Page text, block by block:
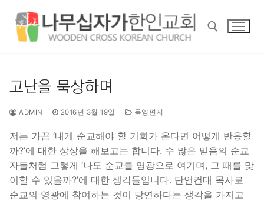
고난을 묵상하며
ADMIN 2016년 3월 19일 목양편지
저는 가끔 ‘내게 순교해야 할 기회가 온다면 어떻게 반응할
까?’에 대한 상상을 해보고는 합니다. 수 많은 믿음의 순교
자들처럼 그렇게 ‘나도 순교를 영광으로 여기며, 그 때를 맞
이할 수 있을까?’에 대한 생각들입니다. 단언컨대 목사로
순교의 영광에 참여하는 것이 당연하다는 생각을 가지고